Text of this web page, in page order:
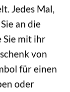
Jedes Mal,
an die
Sie mit ihr
von
für einen
oder